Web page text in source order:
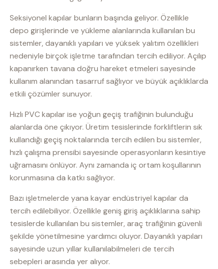
Seksiyonel kapılar bunların başında geliyor. Özellikle
depo girişlerinde ve yükleme alanlarında kullanılan bu
sistemler, dayanıklı yapıları ve yüksek yalıtım özellikleri
nedeniyle birçok işletme tarafından tercih ediliyor. Açılıp
kapanırken tavana doğru hareket etmeleri sayesinde
kullanım alanından tasarruf sağlıyor ve büyük açıklıklarda
etkili çözümler sunuyor.
Hızlı PVC kapılar ise yoğun geçiş trafiğinin bulunduğu
alanlarda öne çıkıyor. Üretim tesislerinde forkliftlerin sık
kullandığı geçiş noktalarında tercih edilen bu sistemler,
hızlı çalışma prensibi sayesinde operasyonların kesintiye
uğramasını önlüyor. Aynı zamanda iç ortam koşullarının
korunmasına da katkı sağlıyor.
Bazı işletmelerde yana kayar endüstriyel kapılar da
tercih edilebiliyor. Özellikle geniş giriş açıklıklarına sahip
tesislerde kullanılan bu sistemler, araç trafiğinin güvenli
şekilde yönetilmesine yardımcı oluyor. Dayanıklı yapıları
sayesinde uzun yıllar kullanılabilmeleri de tercih
sebepleri arasında yer alıyor.